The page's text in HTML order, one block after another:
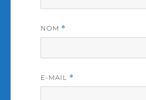
NOM *
E-MAIL *